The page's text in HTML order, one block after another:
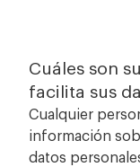
Cuáles son
facilita sus
Cualquier
información
datos